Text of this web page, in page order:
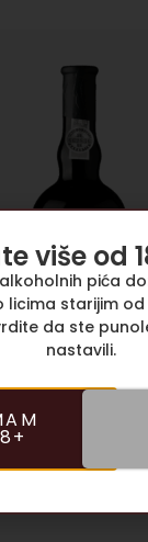
Taylor’s
više od
pića
licima starijim od
da ste
nastavili.